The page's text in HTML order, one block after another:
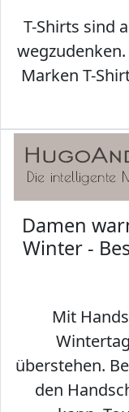
T-Shirts sind
Marken T-
Damen
Winter -
Mit
überstehen.
den